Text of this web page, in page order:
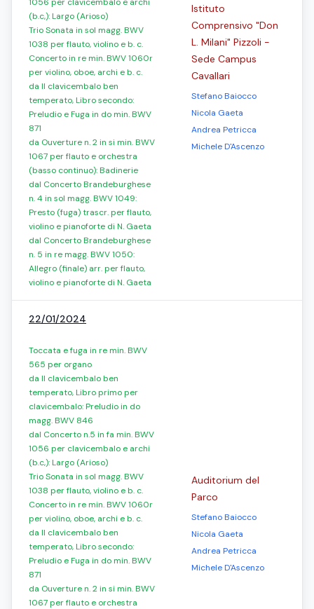
(b.c,): Largo (Arioso)
Trio Sonata in sol magg. BWV
1038 per flauto, violino e b. c.
Concerto in re min. BWV 1060r
per violino, oboe, archi e b. c.
da Il clavicembalo ben
temperato, Libro secondo:
Preludio e Fuga in do min. BWV
871
da Ouverture n. 2 in si min. BWV
1067 per flauto e orchestra
(basso continuo): Badinerie
dal Concerto Brandeburghese
n. 4 in sol magg. BWV 1049:
Presto (fuga) trascr. per flauto,
violino e pianoforte di N. Gaeta
dal Concerto Brandeburghese
n. 5 in re magg. BWV 1050:
Allegro (finale) arr. per flauto,
violino e pianoforte di N. Gaeta
Istituto
Comprensivo "Don
L. Milani" Pizzoli -
Sede Campus
Cavallari
Stefano Baiocco
Nicola Gaeta
Andrea Petricca
Michele D'Ascenzo
22/01/2024
Toccata e fuga in re min. BWV
565 per organo
da Il clavicembalo ben
temperato, Libro primo per
clavicembalo: Preludio in do
magg. BWV 846
dal Concerto n.5 in fa min. BWV
1056 per clavicembalo e archi
(b.c,): Largo (Arioso)
Trio Sonata in sol magg. BWV
1038 per flauto, violino e b. c.
Concerto in re min. BWV 1060r
per violino, oboe, archi e b. c.
da Il clavicembalo ben
temperato, Libro secondo:
Preludio e Fuga in do min. BWV
871
da Ouverture n. 2 in si min. BWV
1067 per flauto e orchestra
Auditorium del
Parco
Stefano Baiocco
Nicola Gaeta
Andrea Petricca
Michele D'Ascenzo